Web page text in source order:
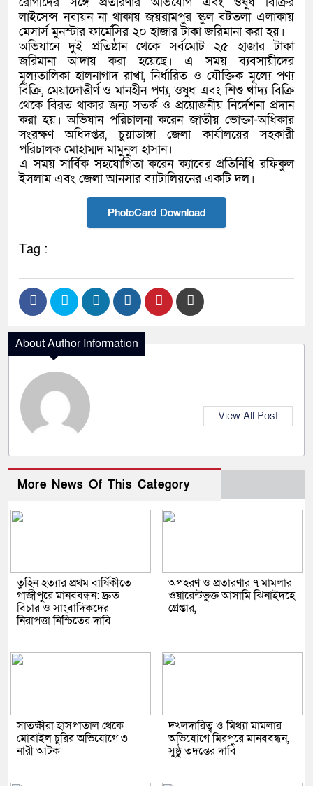
লাইসেন্স নবায়ন না থাকায় জয়রামপুর স্কুল বটতলা এলাকায়
মেসার্স মুনস্টার ফার্মেসির ২০ হাজার টাকা জরিমানা করা হয়।
অভিযানে দুই প্রতিষ্ঠান থেকে সর্বমোট ২৫ হাজার টাকা
জরিমানা আদায় করা হয়েছে। এ সময় ব্যবসায়ীদের
মূল্যতালিকা হালনাগাদ রাখা, নির্ধারিত ও যৌক্তিক মূল্যে পণ্য
বিক্রি, মেয়াদোত্তীর্ণ ও মানহীন পণ্য, ওষুধ এবং শিশু খাদ্য বিক্রি
থেকে বিরত থাকার জন্য সতর্ক ও প্রয়োজনীয় নির্দেশনা প্রদান
করা হয়। অভিযান পরিচালনা করেন জাতীয় ভোক্তা-অধিকার
সংরক্ষণ অধিদপ্তর, চুয়াডাঙ্গা জেলা কার্যালয়ের সহকারী
পরিচালক মোহাম্মদ মামুনুল হাসান।
এ সময় সার্বিক সহযোগিতা করেন ক্যাবের প্রতিনিধি রফিকুল
ইসলাম এবং জেলা আনসার ব্যাটালিয়নের একটি দল।
PhotoCard Download
Tag :
About Author Information
View All Post
More News Of This Category
তুহিন হত্যার প্রথম বার্ষিকীতে
গাজীপুরে মানববন্ধন: দ্রুত
বিচার ও সাংবাদিকদের
নিরাপত্তা নিশ্চিতের দাবি
অপহরণ ও প্রতারণার ৭ মামলার
ওয়ারেন্টভুক্ত আসামি ঝিনাইদহে
গ্রেপ্তার,
সাতক্ষীরা হাসপাতাল থেকে
মোবাইল চুরির অভিযোগে ৩
নারী আটক
দখলদারিত্ব ও মিথ্যা মামলার
অভিযোগে মিরপুরে মানববন্ধন,
সুষ্ঠু তদন্তের দাবি